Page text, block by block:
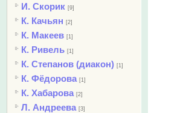
И. Скорик [9]
К. Качьян [2]
К. Макеев [1]
К. Ривель [1]
К. Степанов (диакон) [1]
К. Фёдорова [1]
К. Хабарова [2]
Л. Андреева [3]